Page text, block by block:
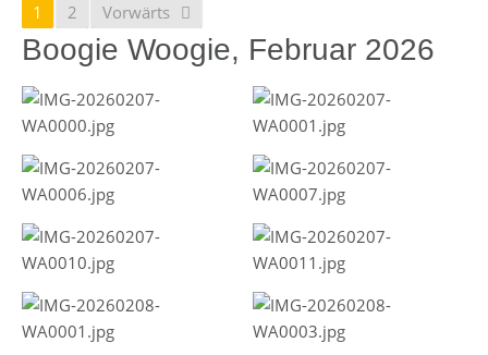
1 2 Vorwärts
Boogie Woogie, Februar 2026